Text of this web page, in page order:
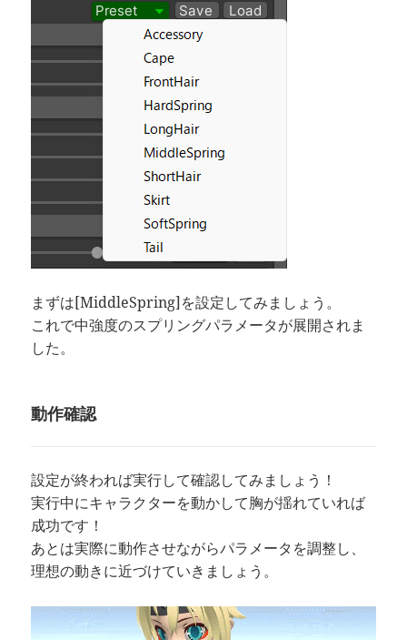
まずは[MiddleSpring]を設定してみましょう。
これで中強度のスプリングパラメータが展開されま
した。
動作確認
設定が終われば実行して確認してみましょう！
実行中にキャラクターを動かして胸が揺れていれば
成功です！
あとは実際に動作させながらパラメータを調整し、
理想の動きに近づけていきましょう。